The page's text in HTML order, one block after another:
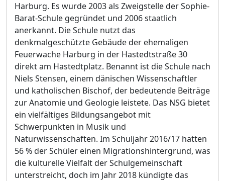
Harburg. Es wurde 2003 als Zweigstelle der Sophie-
Barat-Schule gegründet und 2006 staatlich
anerkannt. Die Schule nutzt das
denkmalgeschützte Gebäude der ehemaligen
Feuerwache Harburg in der Hastedtstraße 30
direkt am Hastedtplatz. Benannt ist die Schule nach
Niels Stensen, einem dänischen Wissenschaftler
und katholischen Bischof, der bedeutende Beiträge
zur Anatomie und Geologie leistete. Das NSG bietet
ein vielfältiges Bildungsangebot mit
Schwerpunkten in Musik und
Naturwissenschaften. Im Schuljahr 2016/17 hatten
56 % der Schüler einen Migrationshintergrund, was
die kulturelle Vielfalt der Schulgemeinschaft
unterstreicht, doch im Jahr 2018 kündigte das